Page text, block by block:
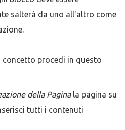
salterà da uno all'altro come
concetto procedi in questo
della Paginala pagina su
tutti i contenuti